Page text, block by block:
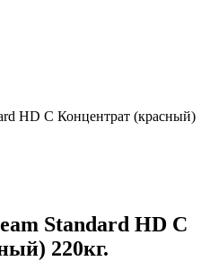
HD C Концентрат (красный)
Standard HD C
220кг.